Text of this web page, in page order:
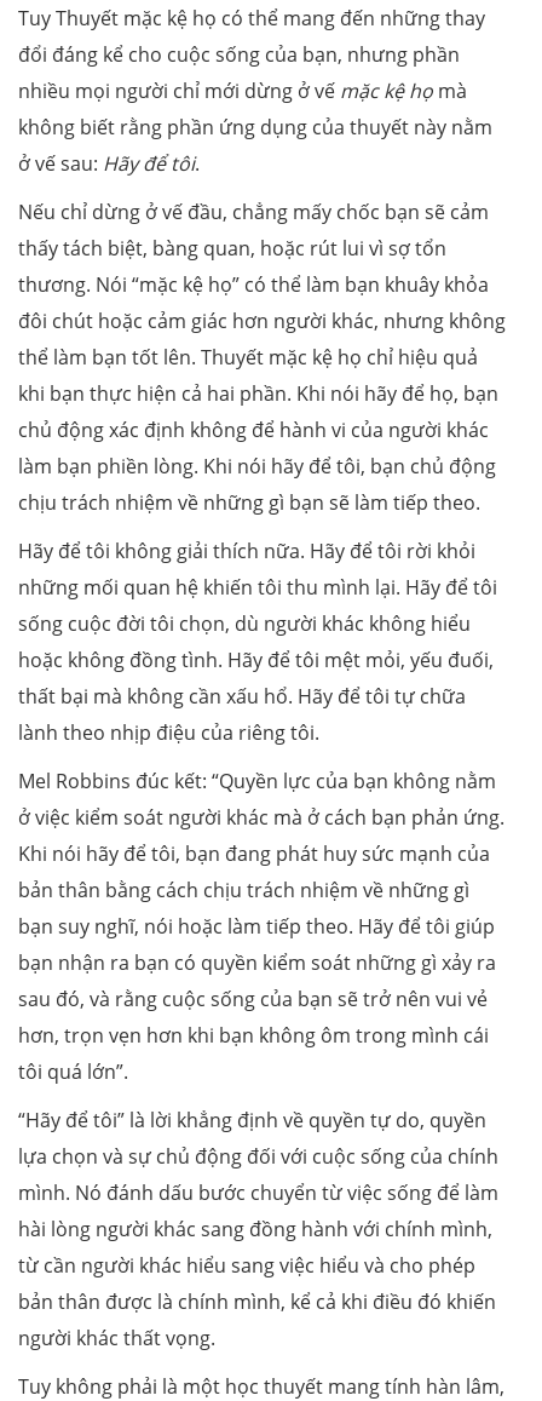
Tuy Thuyết mặc kệ họ có thể mang đến những thay
đổi đáng kể cho cuộc sống của bạn, nhưng phần
nhiều mọi người chỉ mới dừng ở vế mặc kệ họ mà
không biết rằng phần ứng dụng của thuyết này nằm
ở vế sau: Hãy để tôi.
Nếu chỉ dừng ở vế đầu, chẳng mấy chốc bạn sẽ cảm
thấy tách biệt, bàng quan, hoặc rút lui vì sợ tổn
thương. Nói “mặc kệ họ” có thể làm bạn khuây khỏa
đôi chút hoặc cảm giác hơn người khác, nhưng không
thể làm bạn tốt lên. Thuyết mặc kệ họ chỉ hiệu quả
khi bạn thực hiện cả hai phần. Khi nói hãy để họ, bạn
chủ động xác định không để hành vi của người khác
làm bạn phiền lòng. Khi nói hãy để tôi, bạn chủ động
chịu trách nhiệm về những gì bạn sẽ làm tiếp theo.
Hãy để tôi không giải thích nữa. Hãy để tôi rời khỏi
những mối quan hệ khiến tôi thu mình lại. Hãy để tôi
sống cuộc đời tôi chọn, dù người khác không hiểu
hoặc không đồng tình. Hãy để tôi mệt mỏi, yếu đuối,
thất bại mà không cần xấu hổ. Hãy để tôi tự chữa
lành theo nhịp điệu của riêng tôi.
Mel Robbins đúc kết: “Quyền lực của bạn không nằm
ở việc kiểm soát người khác mà ở cách bạn phản ứng.
Khi nói hãy để tôi, bạn đang phát huy sức mạnh của
bản thân bằng cách chịu trách nhiệm về những gì
bạn suy nghĩ, nói hoặc làm tiếp theo. Hãy để tôi giúp
bạn nhận ra bạn có quyền kiểm soát những gì xảy ra
sau đó, và rằng cuộc sống của bạn sẽ trở nên vui vẻ
hơn, trọn vẹn hơn khi bạn không ôm trong mình cái
tôi quá lớn”.
“Hãy để tôi” là lời khẳng định về quyền tự do, quyền
lựa chọn và sự chủ động đối với cuộc sống của chính
mình. Nó đánh dấu bước chuyển từ việc sống để làm
hài lòng người khác sang đồng hành với chính mình,
từ cần người khác hiểu sang việc hiểu và cho phép
bản thân được là chính mình, kể cả khi điều đó khiến
người khác thất vọng.
Tuy không phải là một học thuyết mang tính hàn lâm,